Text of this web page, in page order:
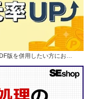
版を併用したい方にお…